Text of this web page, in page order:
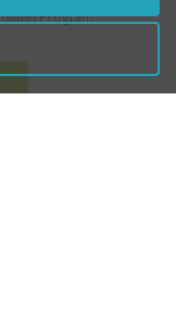
Program